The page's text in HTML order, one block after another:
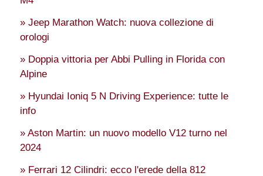
» Jeep Marathon Watch: nuova collezione di
orologi
» Doppia vittoria per Abbi Pulling in Florida con
Alpine
» Hyundai Ioniq 5 N Driving Experience: tutte le
info
» Aston Martin: un nuovo modello V12 turno nel
2024
» Ferrari 12 Cilindri: ecco l'erede della 812